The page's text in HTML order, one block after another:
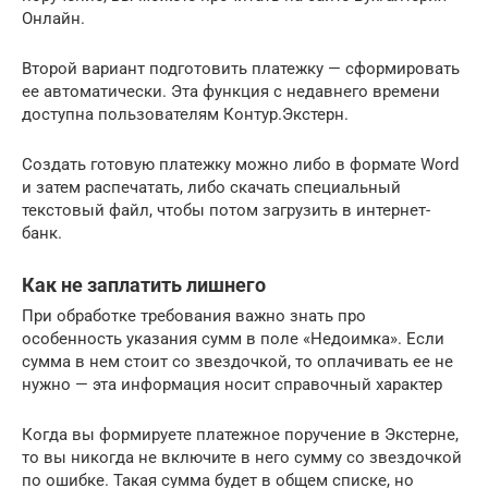
Онлайн.
Второй вариант подготовить платежку — сформировать
ее автоматически. Эта функция с недавнего времени
доступна пользователям Контур.Экстерн.
Создать готовую платежку можно либо в формате Word
и затем распечатать, либо скачать специальный
текстовый файл, чтобы потом загрузить в интернет-
банк.
Как не заплатить лишнего
При обработке требования важно знать про
особенность указания сумм в поле «Недоимка». Если
сумма в нем стоит со звездочкой, то оплачивать ее не
нужно — эта информация носит справочный характер
Когда вы формируете платежное поручение в Экстерне,
то вы никогда не включите в него сумму со звездочкой
по ошибке. Такая сумма будет в общем списке, но